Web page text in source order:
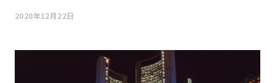
2020年12月22日